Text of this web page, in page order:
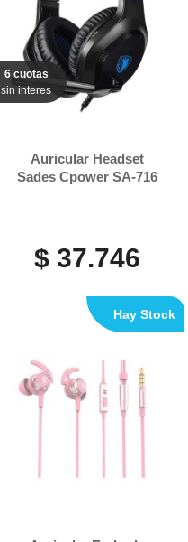
6 cuotas
sin interes
Auricular Headset
Sades Cpower SA-716
$ 37.746
Hay Stock